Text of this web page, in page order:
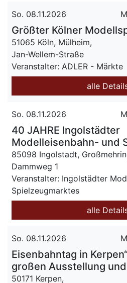
So. 08.11.2026
Größter Kölner
51065 Köln, Mülheim,
Jan-Wellem-Straße
Veranstalter: ADLER - Märkte
alle
So. 08.11.2026
40 JAHRE Ingolstädter
Modelleisenbahn- und
85098 Ingolstadt,
Dammweg 1
Veranstalter: Ingolstädter
Spielzeugmarktes
alle
So. 08.11.2026
Eisenbahntag in
großen Ausstellung
50171 Kerpen,